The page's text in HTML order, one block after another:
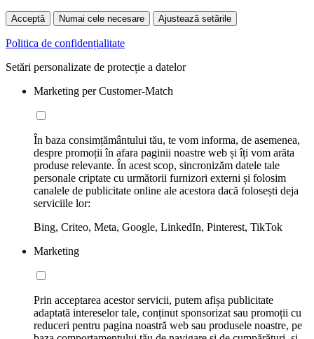
Acceptă Numai cele necesare Ajustează setările
Politica de confidențialitate
Setări personalizate de protecție a datelor
Marketing per Customer-Match
În baza consimțământului tău, te vom informa, de asemenea,
despre promoții în afara paginii noastre web și îți vom arăta
produse relevante. În acest scop, sincronizăm datele tale
personale criptate cu următorii furnizori externi și folosim
canalele de publicitate online ale acestora dacă folosești deja
serviciile lor:
Bing, Criteo, Meta, Google, LinkedIn, Pinterest, TikTok
Marketing
Prin acceptarea acestor servicii, putem afișa publicitate
adaptată intereselor tale, conținut sponsorizat sau promoții cu
reduceri pentru pagina noastră web sau produsele noastre, pe